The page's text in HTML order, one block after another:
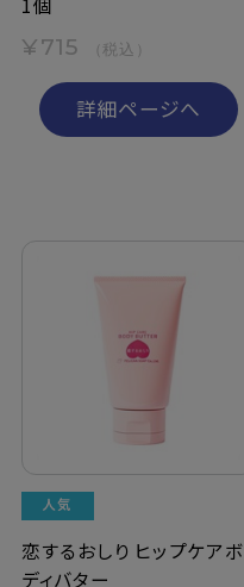
¥715 （税込）
詳細ページへ
恋するおしり ヒップケアボ
ディバター